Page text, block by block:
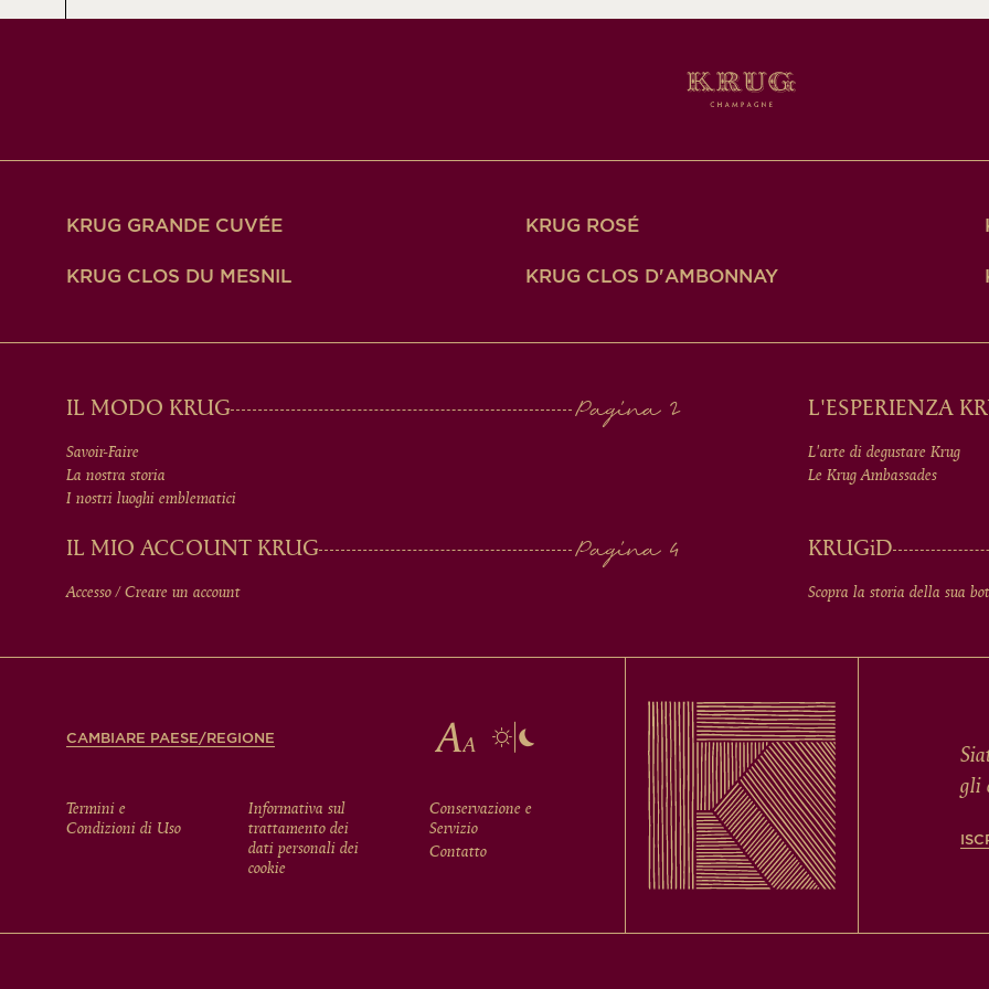
KRUG GRANDE CUVÉE KRUG ROSÉ
KRUG CLOS DU MESNIL KRUG CLOS D'AMBONNAY
MAIN
MEN
IN
FOOTER
IL MODO KRUG
Savoir-Faire
La nostra storia
I nostri luoghi emblematici
L'ESPERIENZA
L'arte di degustare Krug
Le Krug Ambassades
IL MIO ACCOUNT KRUG
Accesso / Creare un account
KRUGiD
Scopra la storia della sua
gli
CAMBIARE PAESE/REGIONE
FOOTER
MENU
Termini e
Condizioni di Uso
Informativa sul
trattamento dei
dati personali dei
cookie
Conservazione e
Servizio
Contatto